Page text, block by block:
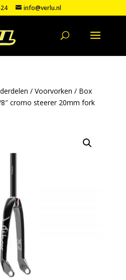
info@verlu.nl
/ Voorvorken / Box
cromo steerer 20mm fork